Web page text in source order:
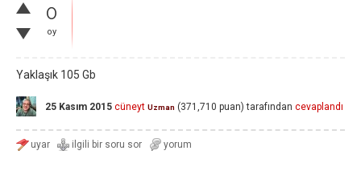
0
oy
Yaklaşık 105 Gb
25 Kasım 2015 cüneyt Uzman (371,710 puan) tarafından cevaplandı